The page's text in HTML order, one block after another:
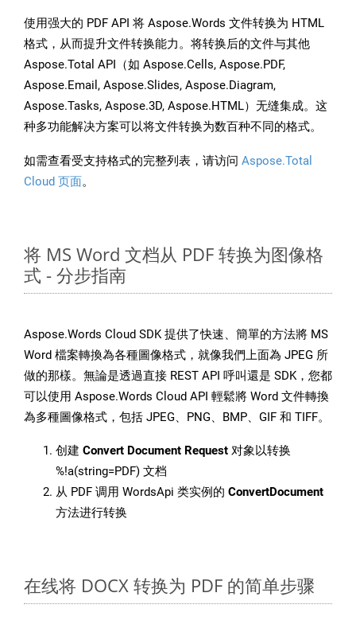
使用强大的 PDF API 将 Aspose.Words 文件转换为 HTML
格式，从而提升文件转换能力。将转换后的文件与其他
Aspose.Total API（如 Aspose.Cells, Aspose.PDF,
Aspose.Email, Aspose.Slides, Aspose.Diagram,
Aspose.Tasks, Aspose.3D, Aspose.HTML）无缝集成。这
种多功能解决方案可以将文件转换为数百种不同的格式。
如需查看受支持格式的完整列表，请访问 Aspose.Total
Cloud 页面。
将 MS Word 文档从 PDF 转换为图像格
式 - 分步指南
Aspose.Words Cloud SDK 提供了快速、簡單的方法將 MS
Word 檔案轉換為各種圖像格式，就像我們上面為 JPEG 所
做的那樣。無論是透過直接 REST API 呼叫還是 SDK，您都
可以使用 Aspose.Words Cloud API 輕鬆將 Word 文件轉換
為多種圖像格式，包括 JPEG、PNG、BMP、GIF 和 TIFF。
创建 Convert Document Request 对象以转换
%!a(string=PDF) 文档
从 PDF 调用 WordsApi 类实例的 ConvertDocument
方法进行转换
在线将 DOCX 转换为 PDF 的简单步骤